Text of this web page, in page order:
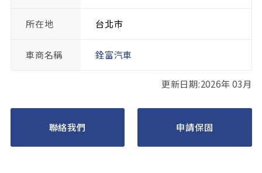
所在地 台北市
車商名稱 銓富汽車
更新日期:2026年 03月
聯絡我們 申請保固